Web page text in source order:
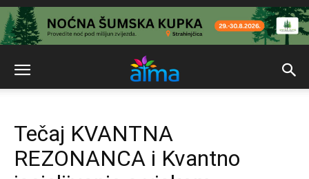
Tečaj KVANTNA
REZONANCA i Kvantno